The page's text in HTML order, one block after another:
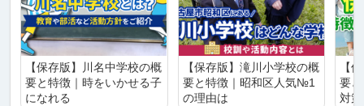
【保存版】川名中学校の概
要と特徴｜時をいかせる子
になれる
【保存版】滝川小学校の概
要と特徴｜昭和区人気№1
の理由は
【
要
対